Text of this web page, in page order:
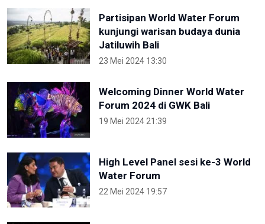
Partisipan World Water Forum
kunjungi warisan budaya dunia
Jatiluwih Bali
23 Mei 2024 13:30
Welcoming Dinner World Water
Forum 2024 di GWK Bali
19 Mei 2024 21:39
High Level Panel sesi ke-3 World
Water Forum
22 Mei 2024 19:57